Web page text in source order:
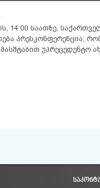
14:00 საათზე,
პრესკონფერენცია,
მასშტაბით